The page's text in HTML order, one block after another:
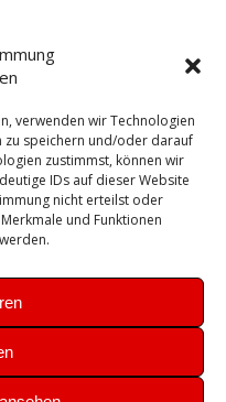
verwenden wir Technologien
zu speichern und/oder darauf
zustimmst, können wir
IDs auf dieser Website
nicht erteilst oder
und Funktionen
Fritzbox
Sicherheit
SSL Ubuntu
VCenter VCSA Veeam
Windows